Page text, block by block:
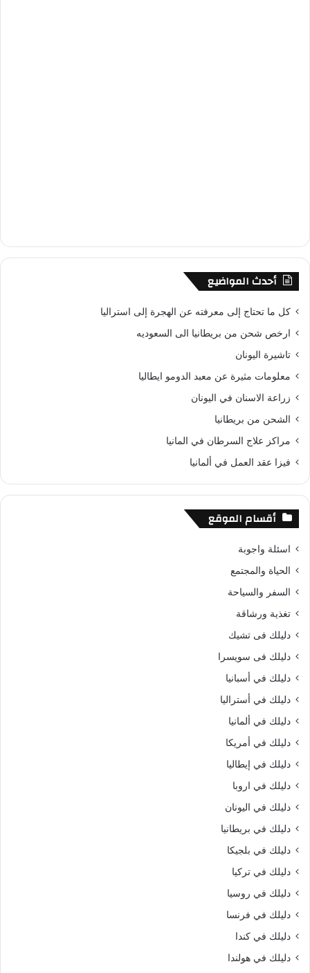
أحدث المواضيع
كل ما تحتاج إلى معرفته عن الهجرة إلى استراليا
ارخص شحن من بريطانيا الى السعوديه
تاشيرة اليونان
معلومات مثيرة عن معبد الدومو ايطاليا
زراعة الاسنان في اليونان
الشحن من بريطانيا
مراكز علاج السرطان في المانيا
فيزا عقد العمل في ألمانيا
أقسام الموقع
اسئلة واجوبة
الحياة والمجتمع
السفر والسياحة
تغذية ورشاقة
دليلك فى تشيك
دليلك فى سويسرا
دليلك في أسبانيا
دليلك في أستراليا
دليلك في ألمانيا
دليلك في أمريكا
دليلك في إيطاليا
دليلك في اروبا
دليلك في اليونان
دليلك في بريطانيا
دليلك في بلجيكا
دليلك في تركيا
دليلك في روسيا
دليلك في فرنسا
دليلك في كندا
دليلك في هولندا